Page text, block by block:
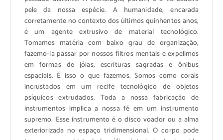
pele da nossa espécie. A humanidade, encarada
corretamente no contexto dos últimos quinhentos anos,
é um agente extrusivo de material tecnológico.
Tomamos matéria com baixo grau de organização,
fazemo-la passar por nossos filtros mentais e expelimos
em formas de jóias, escrituras sagradas e ônibus
espaciais. É isso o que fazemos. Somos como corais
incrustados em um recife tecnológico de objetos
psíquicos extrudados. Toda a nossa fabricação de
instrumentos implica a nossa fé em um instrumento
supremo. Esse instrumento é o disco voador ou a alma
exteriorizada no espaço tridimensional. O corpo pode